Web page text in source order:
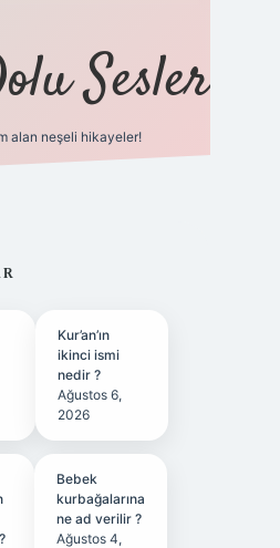
Sesler
alan neşeli hikayeler!
Kur’an’ın
ikinci ismi
nedir ?
Ağustos 6,
2026
Bebek
kurbağalarına
ne ad verilir ?
Ağustos 4,